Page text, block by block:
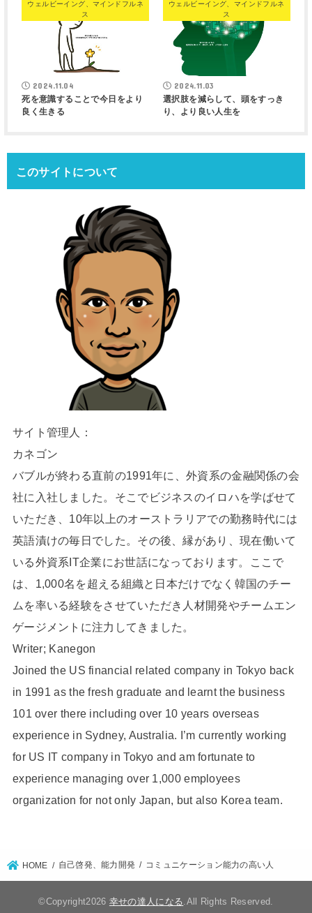
ウェルビーイング、マインドフルネ
ス
2024.11.04
死を意識することで今日をより
良く生きる
ウェルビーイング、マインドフルネ
ス
2024.11.03
選択肢を減らして、頭をすっき
り、より良い人生を
このサイトについて
サイト管理人：
カネゴン
バブルが終わる直前の1991年に、外資系の金融関係の会
社に入社しました。そこでビジネスのイロハを学ばせて
いただき、10年以上のオーストラリアでの勤務時代には
英語漬けの毎日でした。その後、縁があり、現在働いて
いる外資系IT企業にお世話になっております。ここで
は、1,000名を超える組織と日本だけでなく韓国のチー
ムを率いる経験をさせていただき人材開発やチームエン
ゲージメントに注力してきました。
Writer; Kanegon
Joined the US financial related company in Tokyo back
in 1991 as the fresh graduate and learnt the business
101 over there including over 10 years overseas
experience in Sydney, Australia. I’m currently working
for US IT company in Tokyo and am fortunate to
experience managing over 1,000 employees
organization for not only Japan, but also Korea team.
HOME 自己啓発、能力開発 コミュニケーション能力の高い人
©Copyright2026 幸せの達人になる.All Rights Reserved.